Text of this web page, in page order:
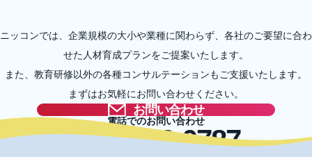
ニッコンでは、企業規模の大小や業種に関わらず、各社のご要望に合わ
せた人材育成プランをご提案いたします。
また、教育研修以外の各種コンサルテーションもご支援いたします。
まずはお気軽にお問い合わせください。
お問い合わせ
電話でのお問い合わせ
03-5996-0787